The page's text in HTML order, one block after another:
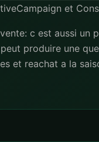
et
c est aussi
produire une
et reachat a la